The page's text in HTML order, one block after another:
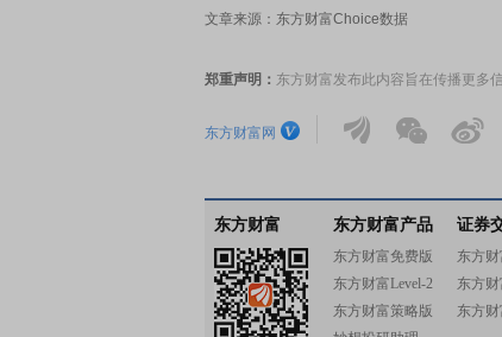
文章来源：东方财富Choice数据
郑重声明： 东方财富发布此内容旨在传播更多
东方财富网
东方财富 东方财富产品
东方财富免费版
东方财富Level-2
东方财富策略版
证券
东方
东方
东方